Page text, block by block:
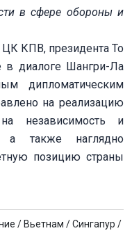
в сфере обороны и
ЦК КПВ, президента То
в диалоге Шангри-Ла
дипломатическим
на реализацию
независимость и
а также наглядно
позицию страны
/ Вьетнам /Сингапур /